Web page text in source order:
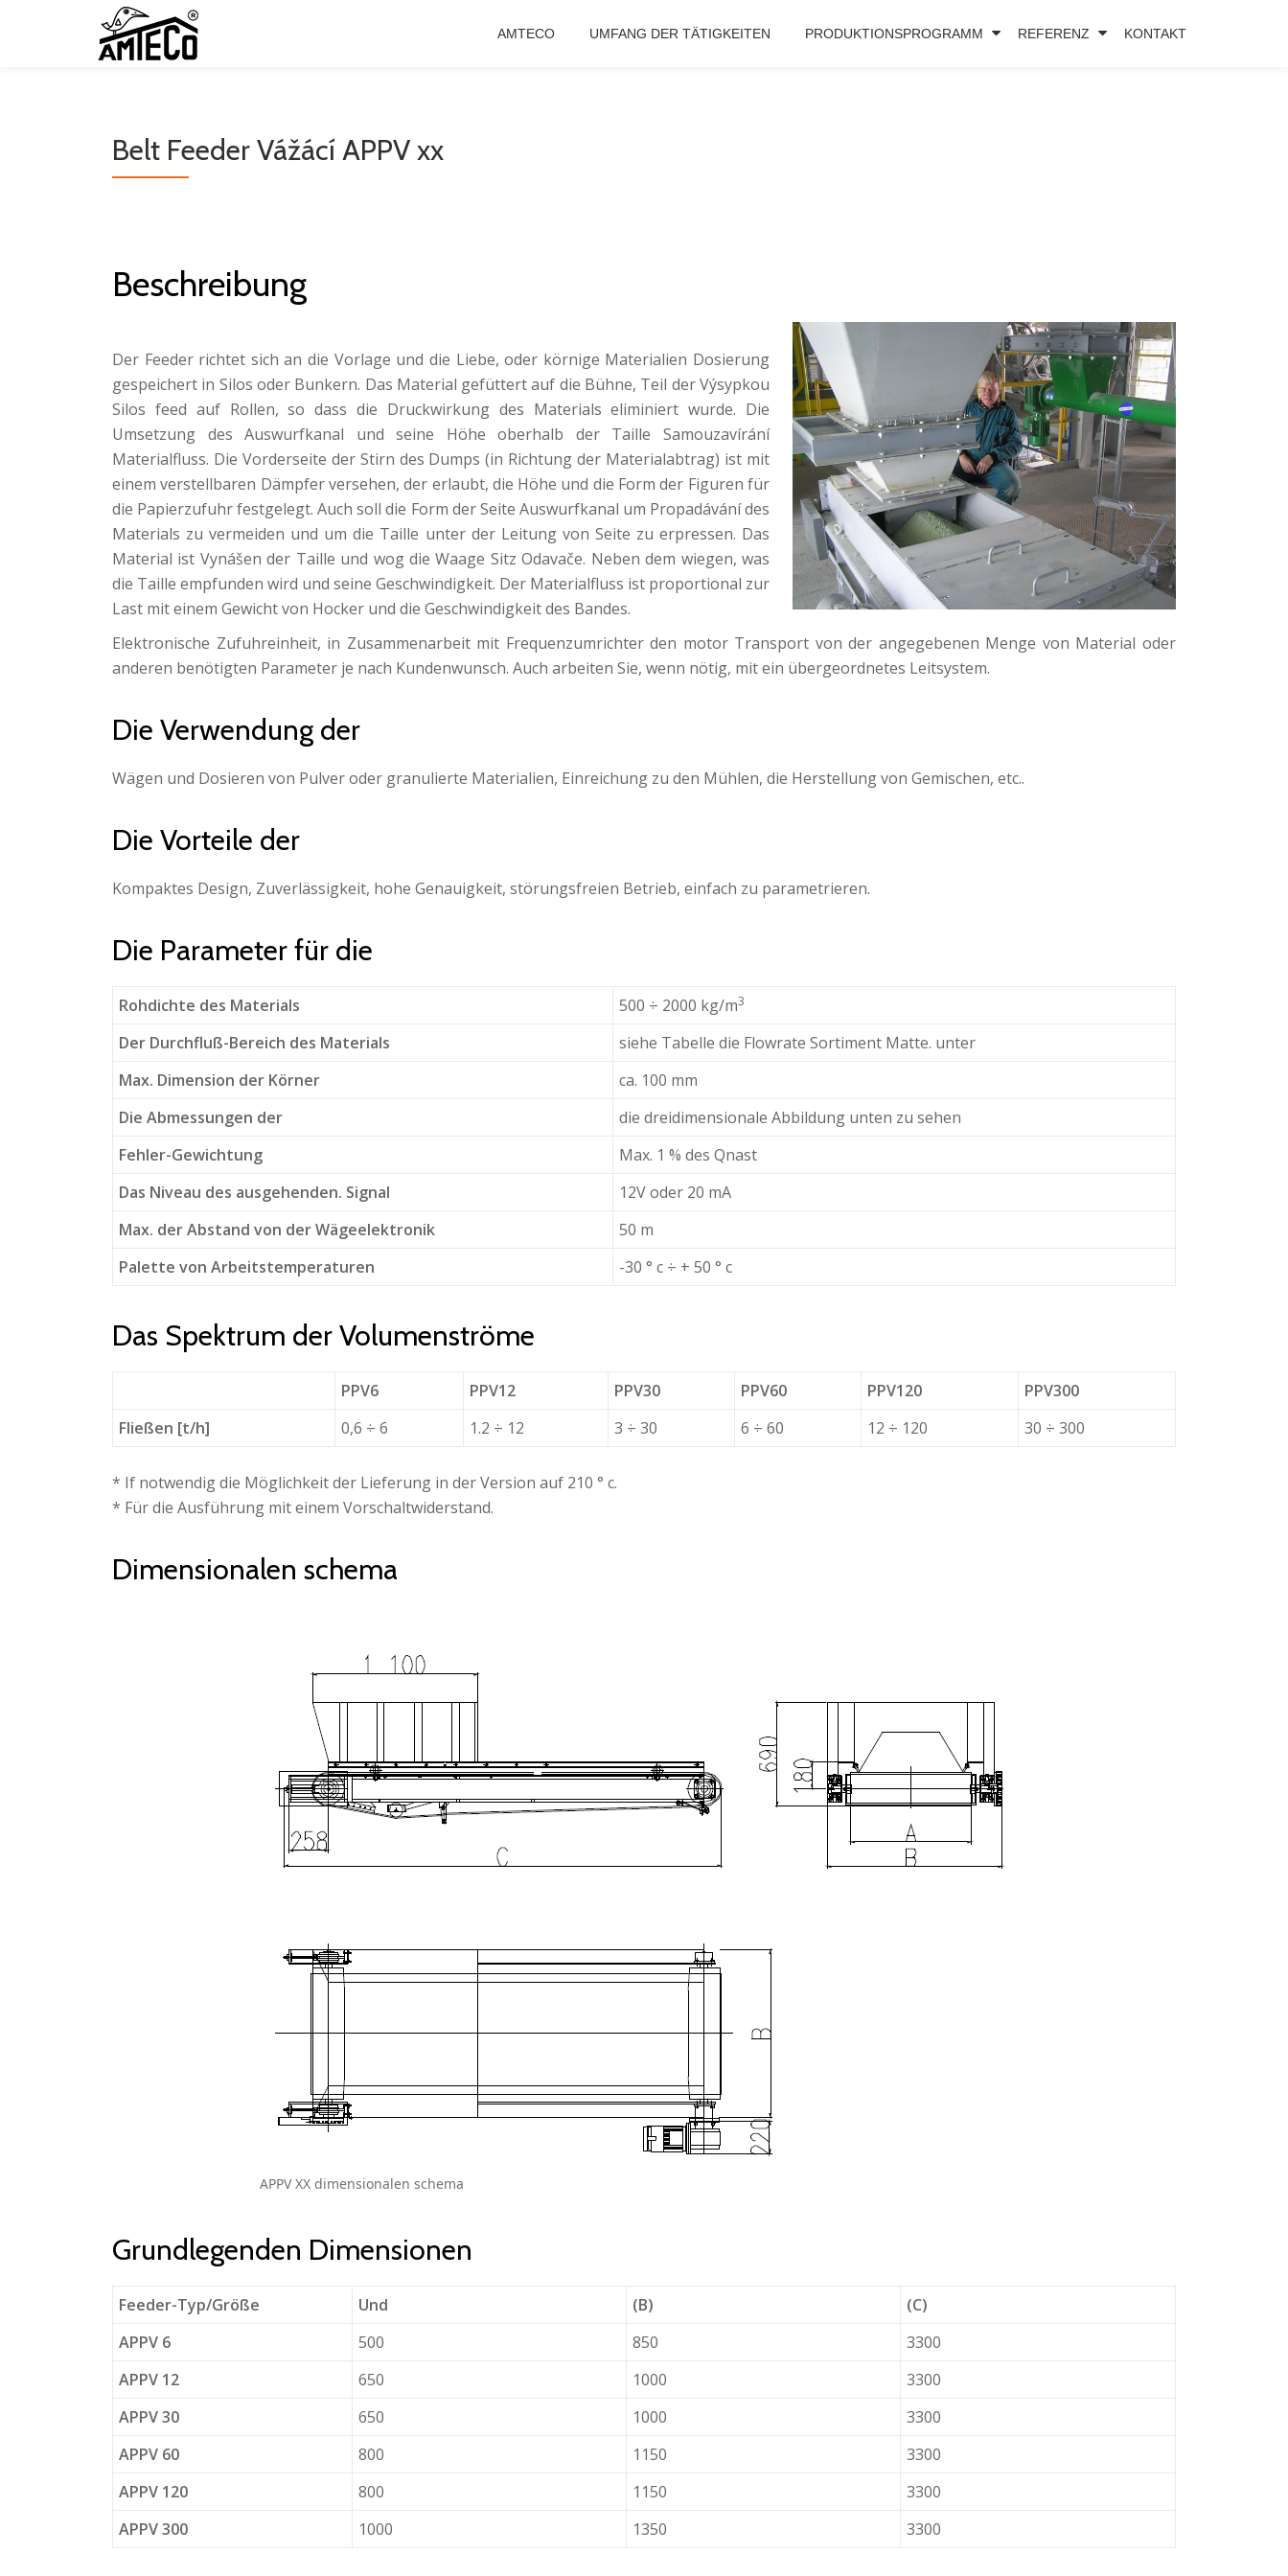
AMTECO UMFANG DER TÄTIGKEITEN PRODUKTIONSPROGRAMM REFERENZ KONTAKT
Belt Feeder Vážácí APPV xx
Beschreibung
Der Feeder richtet sich an die Vorlage und die Liebe, oder körnige Materialien Dosierung
gespeichert in Silos oder Bunkern. Das Material gefüttert auf die Bühne, Teil der Výsypkou
Silos feed auf Rollen, so dass die Druckwirkung des Materials eliminiert wurde. Die
Umsetzung des Auswurfkanal und seine Höhe oberhalb der Taille Samouzavírání
Materialfluss. Die Vorderseite der Stirn des Dumps (in Richtung der Materialabtrag) ist mit
einem verstellbaren Dämpfer versehen, der erlaubt, die Höhe und die Form der Figuren für
die Papierzufuhr festgelegt. Auch soll die Form der Seite Auswurfkanal um Propadávání des
Materials zu vermeiden und um die Taille unter der Leitung von Seite zu erpressen. Das
Material ist Vynášen der Taille und wog die Waage Sitz Odavače. Neben dem wiegen, was
die Taille empfunden wird und seine Geschwindigkeit. Der Materialfluss ist proportional zur
Last mit einem Gewicht von Hocker und die Geschwindigkeit des Bandes.
Elektronische Zufuhreinheit, in Zusammenarbeit mit Frequenzumrichter den motor Transport von der angegebenen Menge von Material oder
anderen benötigten Parameter je nach Kundenwunsch. Auch arbeiten Sie, wenn nötig, mit ein übergeordnetes Leitsystem.
Die Verwendung der
Wägen und Dosieren von Pulver oder granulierte Materialien, Einreichung zu den Mühlen, die Herstellung von Gemischen, etc..
Die Vorteile der
Kompaktes Design, Zuverlässigkeit, hohe Genauigkeit, störungsfreien Betrieb, einfach zu parametrieren.
Die Parameter für die
Rohdichte des Materials 500 ÷ 2000 kg/m3
Der Durchfluß-Bereich des Materials
siehe Tabelle die Flowrate Sortiment Matte. unter
Max. Dimension der Körner
ca. 100 mm
Die Abmessungen der
die dreidimensionale Abbildung unten zu sehen
Fehler-Gewichtung
Max. 1 % des Qnast
Das Niveau des ausgehenden. Signal
12V oder 20 mA
Max. der Abstand von der Wägeelektronik
50 m
Palette von Arbeitstemperaturen
-30 ° c ÷ + 50 ° c
Das Spektrum der Volumenströme
PPV6 PPV12 PPV30 PPV60 PPV120
PPV300
Fließen [t/h]
0,6 ÷ 6 1.2 ÷ 12 3 ÷ 30 6 ÷ 60 12 ÷ 120 30 ÷ 300
* If notwendig die Möglichkeit der Lieferung in der Version auf 210 ° c.
* Für die Ausführung mit einem Vorschaltwiderstand.
Dimensionalen schema
APPV XX dimensionalen schema
Grundlegenden Dimensionen
Feeder-Typ/Größe Und (B)
(C)
APPV 6
500 850
3300
APPV 12
650 1000
3300
APPV 30
650 1000
3300
APPV 60
800 1150
3300
APPV 120
800 1150
3300
APPV 300
1000 1350 3300